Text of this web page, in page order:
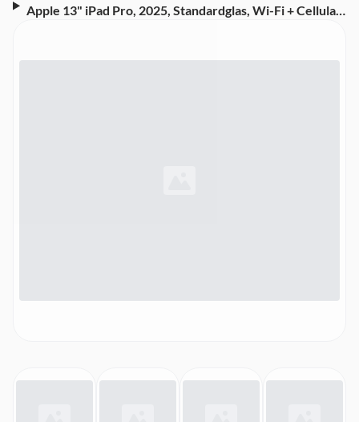
Apple 13" iPad Pro, 2025, Standardglas, Wi-Fi + Cellular,